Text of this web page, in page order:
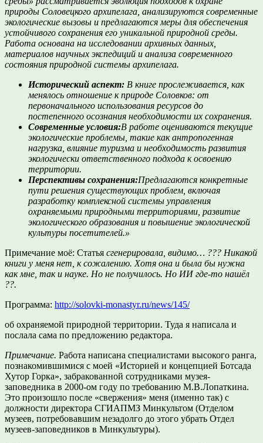
природы Соловецкого архипелага, анализируются современные
экологические вызовы и предлагаются меры для обеспечения
устойчивого сохранения его уникальной природной среды.
Работа основана на исследовании архивных данных,
материалов научных экспедиций и анализа современного
состояния природной системы архипелага.
Исторический аспект: В книге прослеживается, как
менялось отношение к природе Соловков: от
первоначального использования ресурсов до
постепенного осознания необходимости их сохранения.
Современные условия:В работе оцениваются текущие
экологические проблемы, такие как антропогенная
нагрузка, влияние туризма и необходимость развития
экологически ответственного подхода к освоению
территории.
Перспективы сохранения:Предлагаются конкретные
пути решения существующих проблем, включая
разработку комплексной системы управления
охраняемыми природными территориями, развитие
экологического образования и повышение экологической
культуры посетителей.»
Примечание моё: Статья сгенерировала, видимо… ??? Никакой
книги у меня нет, к сожалению. Хотя она и была бы нужна
как мне, так и науке. Но не получилось. Но ИИ где-то нашёл
??.
Программа: http://solovki-monastyr.ru/news/145/
об охраняемой природной территории. Туда я написала и
послала сама по предложению редактора.
Примечание. Работа написана специалистами высокого ранга,
познакомившимися с моей «Историей и концепцией Ботсада
Хутор Горка», забракованной сотрудниками музея-
заповедника в 2000-ом году по требованию М.В.Лопаткина.
Это произошло после «свержения» меня (именно так) с
должности директора СГИАПМЗ Минкультом (Отделом
музеев, потребовавшим незадолго до этого убрать Отдел
музеев-заповедников в Минкультуры).